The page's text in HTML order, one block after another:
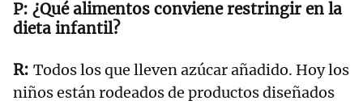
¿Qué alimentos conviene restringir en la
dieta infantil?
Todos los que lleven azúcar añadido. Hoy los
niños están rodeados de productos diseñados